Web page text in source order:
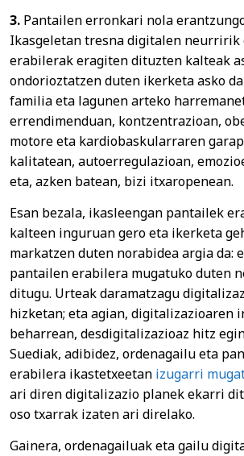
3. Pantailen erronkari nola
Ikasgeletan tresna digitalen neurririk
erabilerak eragiten dituzten kalteak
ondorioztatzen duten ikerketa asko
familia eta lagunen arteko
errendimenduan, kontzentrazioan,
motore eta kardiobaskularraren
kalitatean, autoerregulazioan,
eta, azken batean, bizi itxaropenean.
Esan bezala, ikasleengan pantailek
kalteen inguruan gero eta ikerketa
markatzen duten norabidea argia da:
pantailen erabilera mugatuko duten
ditugu. Urteak daramatzagu
hizketan; eta agian, digitalizazioaren
beharrean, desdigitalizazioaz hitz
Suediak, adibidez, ordenagailu eta
erabilera ikastetxeetan izugarri
ari diren digitalizazio planek ekarri
oso txarrak izaten ari direlako.
Gainera, ordenagailuak eta gailu